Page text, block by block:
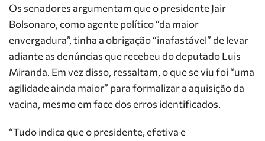
Os senadores argumentam que o presidente Jair
Bolsonaro, como agente político “da maior
envergadura”, tinha a obrigação “inafastável” de levar
adiante as denúncias que recebeu do deputado Luis
Miranda. Em vez disso, ressaltam, o que se viu foi “uma
agilidade ainda maior” para formalizar a aquisição da
vacina, mesmo em face dos erros identificados.
“Tudo indica que o presidente, efetiva e